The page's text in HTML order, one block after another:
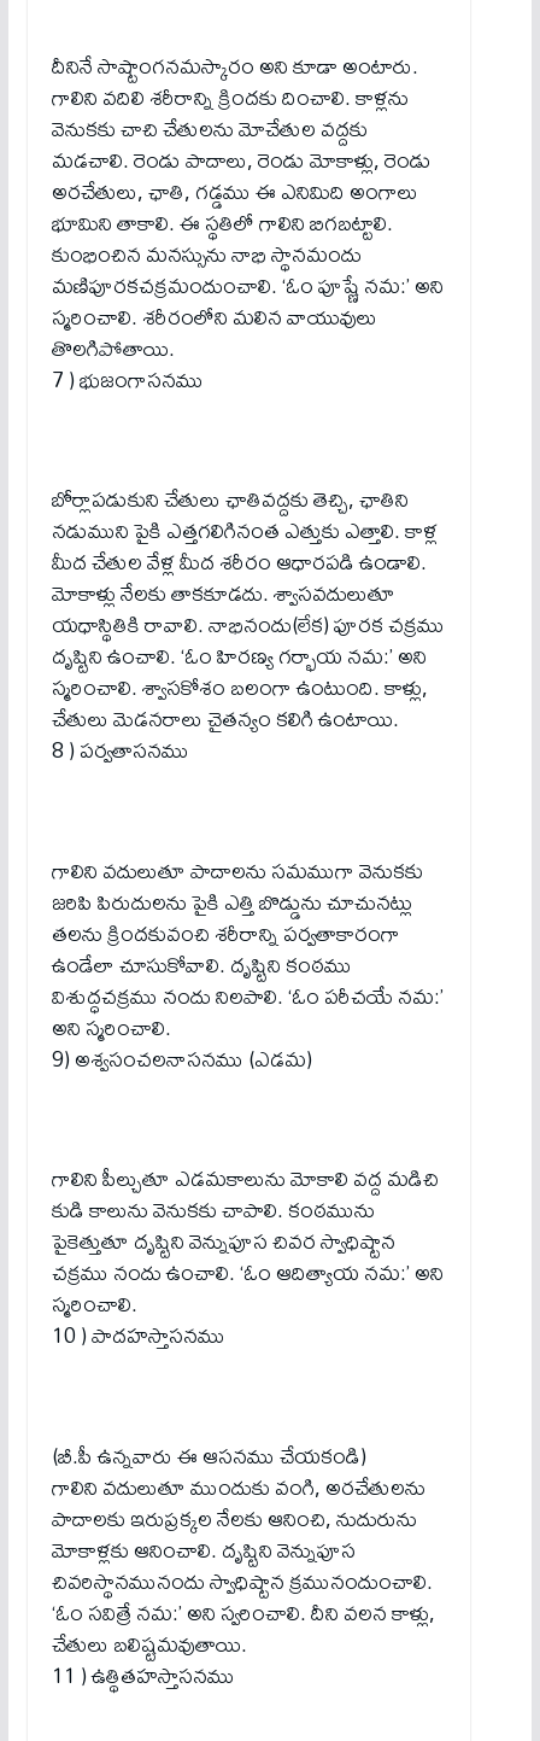
దీనినే సాష్టాంగనమస్కారం అని కూడా అంటారు.
గాలిని వదిలి శరీరాన్ని క్రిందకు దించాలి. కాళ్లను
వెనుకకు చాచి చేతులను మోచేతుల వద్దకు
మడచాలి. రెండు పాదాలు, రెండు మోకాళ్లు, రెండు
అరచేతులు, ఛాతి, గడ్డము ఈ ఎనిమిది అంగాలు
భూమిని తాకాలి. ఈ స్థతిలో గాలిని బిగబట్టాలి.
కుంభించిన మనస్సును నాభి స్థానమందు
మణిపూరకచక్రమందుంచాలి. ‘ఓం పూష్ణే నమ:’ అని
స్మరించాలి. శరీరంలోని మలిన వాయువులు
తొలగిపోతాయి.
7 ) భుజంగాసనము
బోర్లాపడుకుని చేతులు ఛాతివద్దకు తెచ్చి, ఛాతిని
నడుముని పైకి ఎత్తగలిగినంత ఎత్తుకు ఎత్తాలి. కాళ్ల
మీద చేతుల వేళ్ల మీద శరీరం ఆధారపడి ఉండాలి.
మోకాళ్లు నేలకు తాకకూడదు. శ్వాసవదులుతూ
యధాస్థితికి రావాలి. నాభినందు(లేక) పూరక చక్రము
దృష్టిని ఉంచాలి. ‘ఓం హిరణ్య గర్భాయ నమ:’ అని
స్మరించాలి. శ్వాసకోశం బలంగా ఉంటుంది. కాళ్లు,
చేతులు మెడనరాలు చైతన్యం కలిగి ఉంటాయి.
8 ) పర్వతాసనము
గాలిని వదులుతూ పాదాలను సమముగా వెనుకకు
జరిపి పిరుదులను పైకి ఎత్తి బొడ్డును చూచునట్లు
తలను క్రిందకువంచి శరీరాన్ని పర్వతాకారంగా
ఉండేలా చూసుకోవాలి. దృష్టిని కంఠము
విశుద్ధచక్రము నందు నిలపాలి. ‘ఓం పరీచయే నమ:’
అని స్మరించాలి.
9) అశ్వసంచలనాసనము (ఎడమ)
గాలిని పీల్చుతూ ఎడమకాలును మోకాలి వద్ద మడిచి
కుడి కాలును వెనుకకు చాపాలి. కంఠమును
పైకెత్తుతూ దృష్టిని వెన్నుపూస చివర స్వాధిష్టాన
చక్రము నందు ఉంచాలి. ‘ఓం ఆదిత్యాయ నమ:’ అని
స్మరించాలి.
10 ) పాదహస్తాసనము
(బీ.పీ ఉన్నవారు ఈ ఆసనము చేయకండి)
గాలిని వదులుతూ ముందుకు వంగి, అరచేతులను
పాదాలకు ఇరుప్రక్కల నేలకు ఆనించి, నుదురును
మోకాళ్లకు ఆనించాలి. దృష్టిని వెన్నుపూస
చివరిస్థానమునందు స్వాధిష్టాన క్రమునందుంచాలి.
‘ఓం సవిత్రే నమ:’ అని స్వరించాలి. దీని వలన కాళ్లు,
చేతులు బలిష్టమవుతాయి.
11 ) ఉత్థితహస్తాసనము